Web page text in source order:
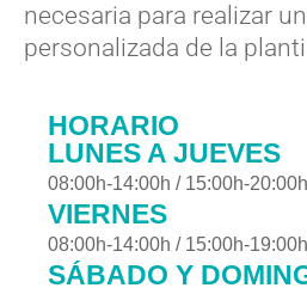
necesaria para realizar
personalizada de la
HORARIO
LUNES A JUEVES
08:00h-14:00h / 15:00h-20:00h
VIERNES
08:00h-14:00h / 15:00h-19:00h
SÁBADO Y